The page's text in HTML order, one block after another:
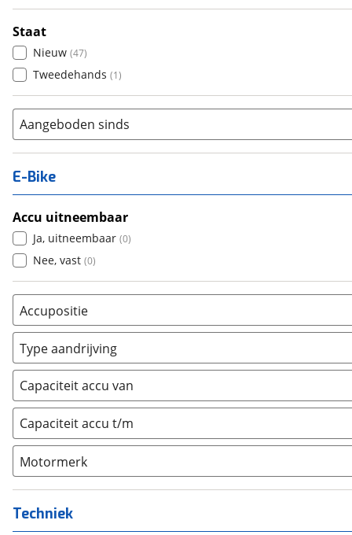
Staat
Nieuw (47)
Tweedehands (1)
Aangeboden sinds
E-Bike
Accu uitneembaar
Ja, uitneembaar (0)
Nee, vast (0)
Accupositie
Bagagedrager (0)
Frame (0 )
Vloer (0
Achterbank (0)
Kofferbak (0)
Overig (0)
Type aandrijving
Achterwiel (0)
Trapas
Voorwiel
Capaciteit accu van
Capaciteit accu t/m
Motormerk
Bosch (0)
Yamaha
Stromer (0)
Techniek